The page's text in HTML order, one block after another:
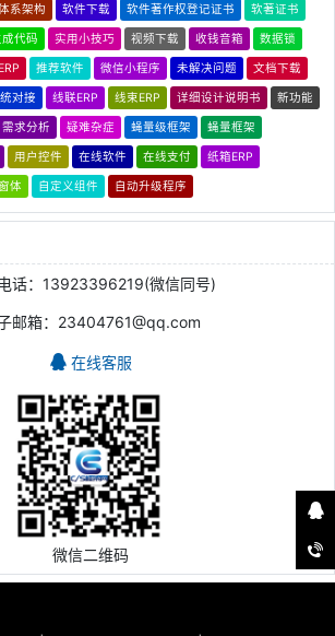
系架构 软件下载 软件著作权登记证书 软著证书
代码 实用小技巧 视频下载 收钱音箱 数据锁
推荐软件 微信小程序 未解决问题 文档下载
对接 线联ERP 线束ERP 详细设计说明书 新功能
需求分析 疑难杂症 蝇量级框架 蝇量框架
用户控件 在线软件 在线支付 纸箱ERP
体 自定义组件 自动升级程序
话：13923396219(微信同号)
邮箱：23404761@qq.com
在线客服
微信二维码